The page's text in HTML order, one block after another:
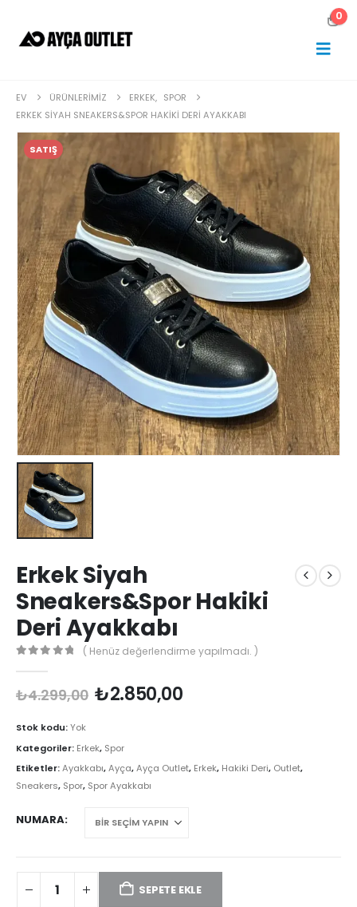
0
EV ÜRÜNLERIMIZ ERKEK, SPOR
ERKEK SIYAH SNEAKERS&SPOR HAKIKI DERI AYAKKABI
SATIŞ
Erkek Siyah
Sneakers&Spor Hakiki
Deri Ayakkabı
( Henüz değerlendirme yapılmadı. )
₺4.299,00 Orijinal
₺2.850,00Şu
Stok kodu:Yok
Kategoriler: Erkek, Spor
Etiketler:Ayakkabı,Ayça,Ayça Outlet, Erkek, Hakiki Deri, Outlet,
Sneakers, Spor, Spor Ayakkabı
NUMARA
SEPETE EKLE